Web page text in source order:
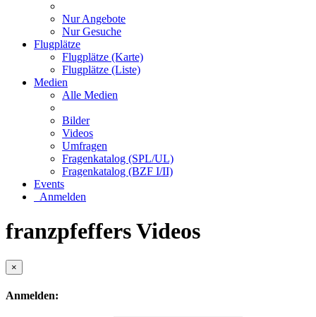
Nur Angebote
Nur Gesuche
Flugplätze
Flugplätze (Karte)
Flugplätze (Liste)
Medien
Alle Medien
Bilder
Videos
Umfragen
Fragenkatalog (SPL/UL)
Fragenkatalog (BZF I/II)
Events
Anmelden
franzpfeffers Videos
×
Anmelden: